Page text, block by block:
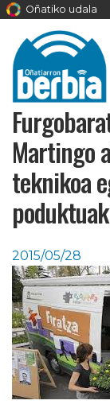
Oñatiko udala
Martingo
teknikoa
2015/05/28